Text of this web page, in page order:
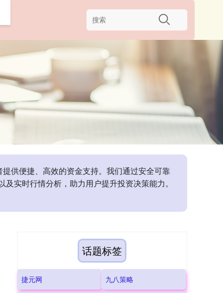
供便捷、高效的资金支持。我们通过安全可靠
实时行情分析，助力用户提升投资决策能力。
话题标签
捷元网 九八策略